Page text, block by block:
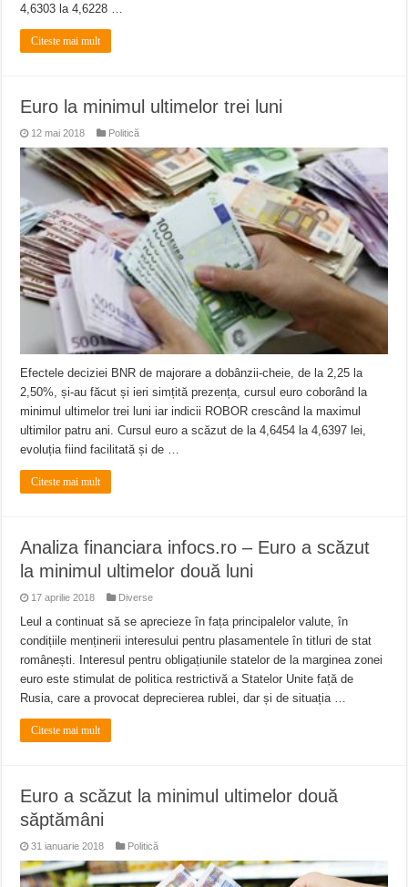
4,6303 la 4,6228 …
Citeste mai mult
Euro la minimul ultimelor trei luni
12 mai 2018 Politică
Efectele deciziei BNR de majorare a dobânzii-cheie, de la 2,25 la
2,50%, și-au făcut și ieri simțită prezența, cursul euro coborând la
minimul ultimelor trei luni iar indicii ROBOR crescând la maximul
ultimilor patru ani. Cursul euro a scăzut de la 4,6454 la 4,6397 lei,
evoluția fiind facilitată și de …
Citeste mai mult
Analiza financiara infocs.ro – Euro a scăzut
la minimul ultimelor două luni
17 aprilie 2018 Diverse
Leul a continuat să se aprecieze în fața principalelor valute, în
condițiile menținerii interesului pentru plasamentele în titluri de stat
românești. Interesul pentru obligațiunile statelor de la marginea zonei
euro este stimulat de politica restrictivă a Statelor Unite față de
Rusia, care a provocat deprecierea rublei, dar și de situația …
Citeste mai mult
Euro a scăzut la minimul ultimelor două
săptămâni
31 ianuarie 2018 Politică